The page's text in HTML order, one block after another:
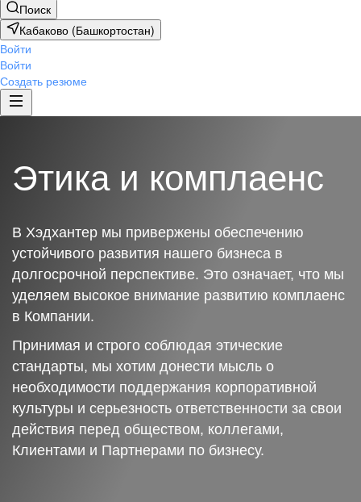
Поиск
Кабаково (Башкортостан)
Войти
Войти
Создать резюме
Этика и комплаенс
В Хэдхантер мы привержены обеспечению
устойчивого развития нашего бизнеса в
долгосрочной перспективе. Это означает, что мы
уделяем высокое внимание развитию комплаенс
в Компании.
Принимая и строго соблюдая этические
стандарты, мы хотим донести мысль о
необходимости поддержания корпоративной
культуры и серьезность ответственности за свои
действия перед обществом, коллегами,
Клиентами и Партнерами по бизнесу.